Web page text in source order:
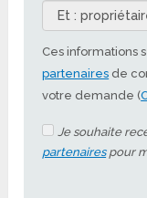
Ces informations
partenaires de
votre demande (
Je souhaite
partenairespour